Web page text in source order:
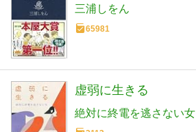
三浦しをん
65981
虚弱に生きる
絶対に終電を逃さない女